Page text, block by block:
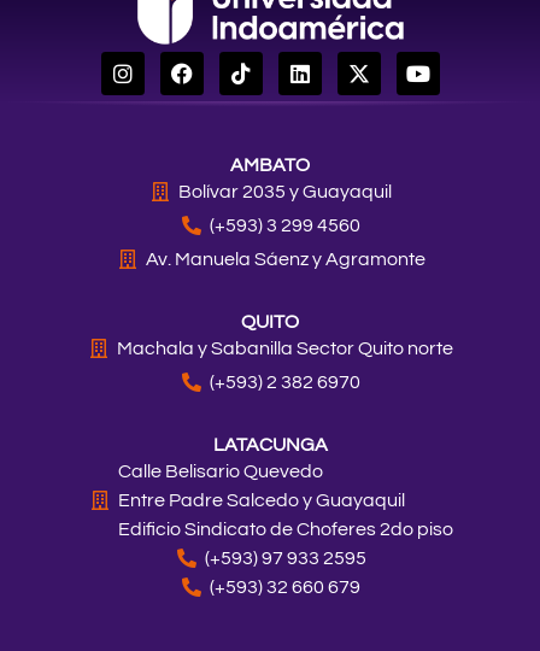
I
n
s
F
a
c
o
k
T
i
k
k
L
i
n
d
i
X
-
t
t
r
Y
o
u
AMBATO
Bolívar 2035 y Guayaquil
(+593) 3 299 4560
Av. Manuela Sáenz y Agramonte
QUITO
Machala y Sabanilla Sector Quito norte
(+593) 2 382 6970
LATACUNGA
Calle Belisario Quevedo
Entre Padre Salcedo y Guayaquil
Edificio Sindicato de Choferes 2do piso
(+593) 97 933 2595
(+593) 32 660 679